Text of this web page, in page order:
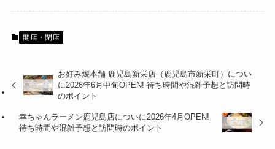
開店・閉店
お好み焼本舗 鹿児島新栄店（鹿児島市新栄町）につい
に2026年6月中旬OPEN! 待ち時間や混雑予想と訪問時
のポイント
幸ちゃんラーメン鹿児島店についに2026年4月OPEN!
待ち時間や混雑予想と訪問時のポイント